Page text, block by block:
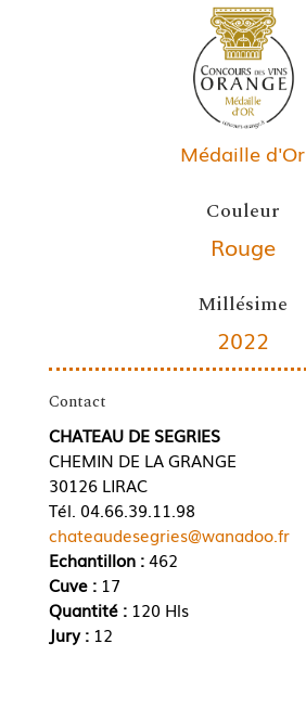
Médaille d'Or
Couleur
Rouge
Millésime
2022
Contact
CHATEAU DE SEGRIES
CHEMIN DE LA GRANGE
30126 LIRAC
Tél. 04.66.39.11.98
chateaudesegries@wanadoo.fr
Echantillon :462
Cuve : 17
Quantité : 120 Hls
Jury : 12